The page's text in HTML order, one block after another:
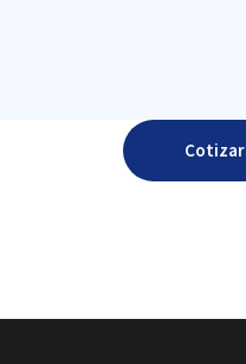
Cotizar